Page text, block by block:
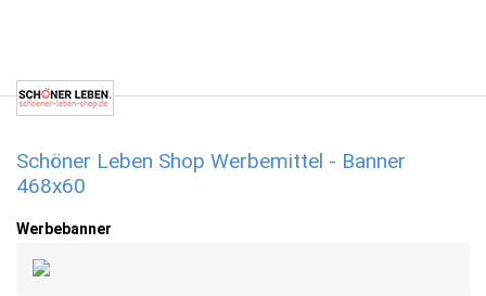
Schöner Leben Shop Werbemittel - Banner
468x60
Werbebanner